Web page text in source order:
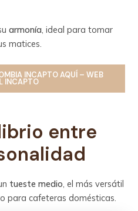
armonía, ideal para tomar
matices.
INCAPTOAQUÍ – WEB
INCAPTO
entre
tueste medio, el más versátil
para cafeteras domésticas.